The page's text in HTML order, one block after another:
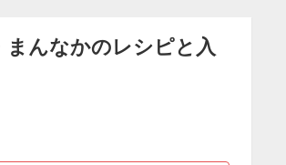
まんなかのレシピと入